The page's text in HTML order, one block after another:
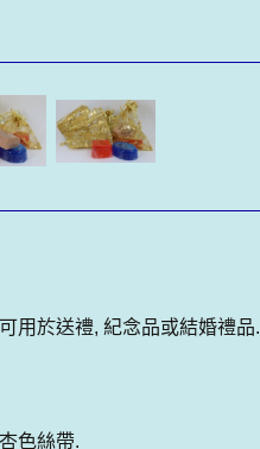
用於送禮, 紀念品或結婚禮品.
色絲帶.